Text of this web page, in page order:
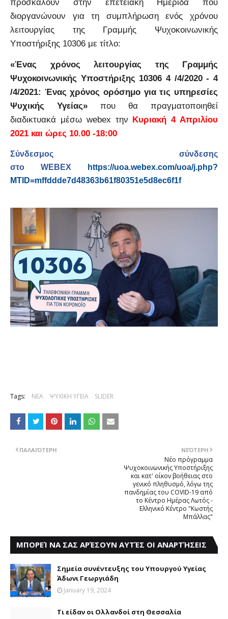
προσκαλούν στην επετειακή Ημερίδα που
διοργανώνουν για τη συμπλήρωση ενός χρόνου
λειτουργίας της Γραμμής Ψυχοκοινωνικής
Υποστήριξης 10306 με τίτλο:
«Ένας χρόνος λειτουργίας της Γραμμής
Ψυχοκοινωνικής Υποστήριξης 10306 4 /4/2020 - 4
/4/2021: Ένας χρόνος ορόσημο για τις υπηρεσίες
Ψυχικής Υγείας» που θα πραγματοποιηθεί
διαδικτυακά μέσω webex την Κυριακή 4 Απριλίου
2021 και ώρες 10.00 -18:00
Σύνδεσμος σύνδεσης
στο WEBEX https://uoa.webex.com/uoa/j.php?
MTID=mffddde7d48363b61f80351e5d8ec6f1f
Tags: ΝΕΑ ΨΥΧΙΚΗ ΥΓΕΙΑ SLIDER
ΝΕΌΤΕΡΗ
Νέο πρόγραμμα
Ψυχοκοινωνικής Υποστήριξης
και κατ' οίκον βοήθειας στο
γενικό πληθυσμό, λόγω της
πανδημίας του COVID-19 από
το Κέντρο Ημέρας Λωτός -
Ελληνικό Κέντρο "Κωστής
Μπάλλας"
ΠΑΛΑΙΌΤΕΡΗ
ΜΠΟΡΕΊ ΝΑ ΣΑΣ ΑΡΈΣΟΥΝ ΑΥΤΈΣ ΟΙ ΑΝΑΡΤΉΣΕΙΣ
Σημεία συνέντευξης του Υπουργού Υγείας
Άδωνι Γεωργιάδη
January 19, 2024
Τι είδαν οι Ολλανδοί στη Θεσσαλία